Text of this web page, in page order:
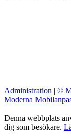
Administration | ©
Moderna
Denna webbplats
dig som besökare.